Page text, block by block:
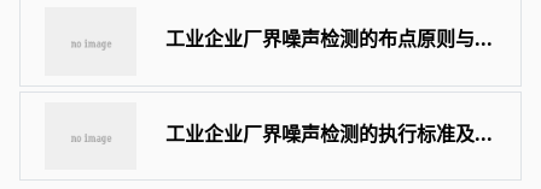
工业企业厂界噪声检测的布点原则与...
工业企业厂界噪声检测的执行标准及...